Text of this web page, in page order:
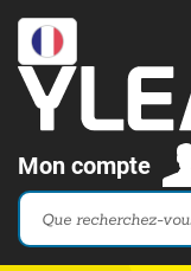
Mon compte